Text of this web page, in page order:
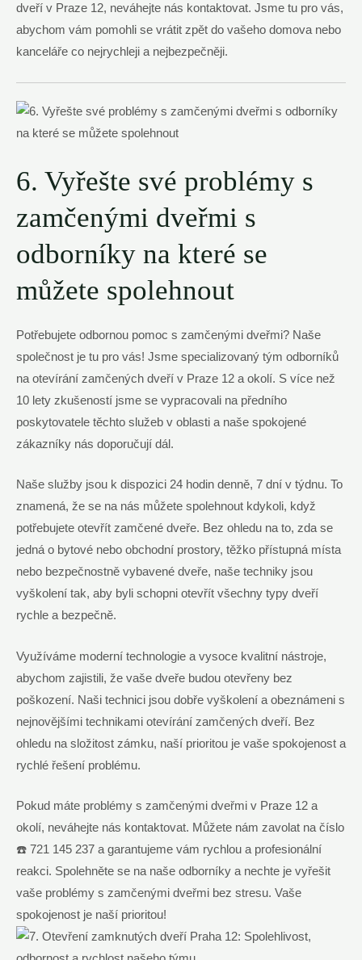
dveří v Praze 12, neváhejte nás kontaktovat. Jsme tu pro vás,
abychom vám pomohli se vrátit zpět do vašeho domova nebo
kanceláře co nejrychleji a nejbezpečněji.
6. Vyřešte své problémy s
zamčenými dveřmi s
odborníky na které se
můžete spolehnout
Potřebujete odbornou pomoc s zamčenými dveřmi? Naše
společnost je tu pro vás! Jsme specializovaný tým odborníků
na otevírání zamčených dveří v Praze 12 a okolí. S více než
10 lety zkušeností jsme se vypracovali na předního
poskytovatele těchto služeb v oblasti a naše spokojené
zákazníky nás doporučují dál.
Naše služby jsou k dispozici 24 hodin denně, 7 dní v týdnu. To
znamená, že se na nás můžete spolehnout kdykoli, když
potřebujete otevřít zamčené dveře. Bez ohledu na to, zda se
jedná o bytové nebo obchodní prostory, těžko přístupná místa
nebo bezpečnostně vybavené dveře, naše techniky jsou
vyškolení tak, aby byli schopni otevřít všechny typy dveří
rychle a bezpečně.
Využíváme moderní technologie a vysoce kvalitní nástroje,
abychom zajistili, že vaše dveře budou otevřeny bez
poškození. Naši technici jsou dobře vyškolení a obeznámeni s
nejnovějšími technikami otevírání zamčených dveří. Bez
ohledu na složitost zámku, naší prioritou je vaše spokojenost a
rychlé řešení problému.
Pokud máte problémy s zamčenými dveřmi v Praze 12 a
okolí, neváhejte nás kontaktovat. Můžete nám zavolat na číslo
☎️ 721 145 237 a garantujeme vám rychlou a profesionální
reakci. Spolehněte se na naše odborníky a nechte je vyřešit
vaše problémy s zamčenými dveřmi bez stresu. Vaše
spokojenost je naší prioritou!